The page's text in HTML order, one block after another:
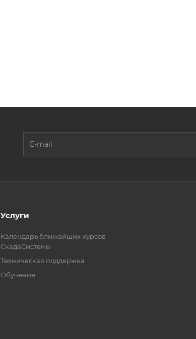
Услуги
Календарь ближайших курсов
СкадаСистемы
Техническая поддержка
Обучение